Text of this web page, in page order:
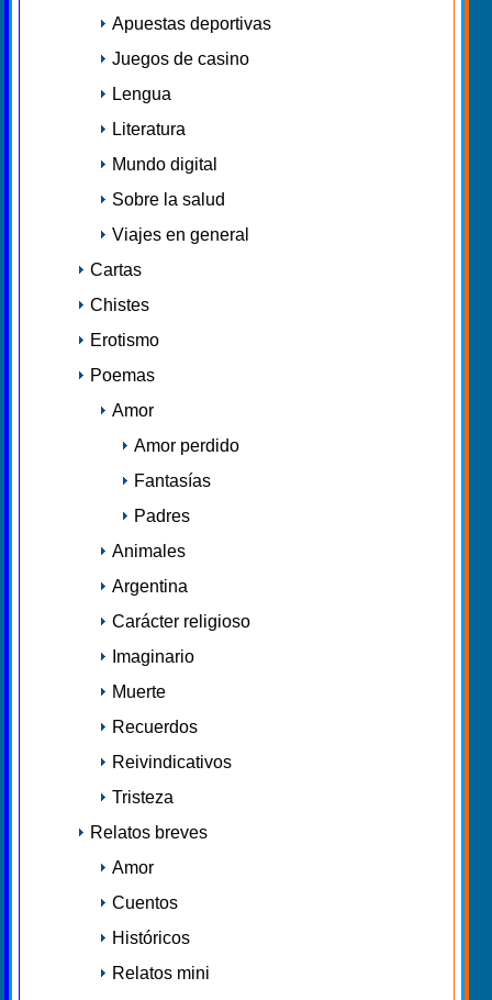
Apuestas deportivas
Juegos de casino
Lengua
Literatura
Mundo digital
Sobre la salud
Viajes en general
Cartas
Chistes
Erotismo
Poemas
Amor
Amor perdido
Fantasías
Padres
Animales
Argentina
Carácter religioso
Imaginario
Muerte
Recuerdos
Reivindicativos
Tristeza
Relatos breves
Amor
Cuentos
Históricos
Relatos mini